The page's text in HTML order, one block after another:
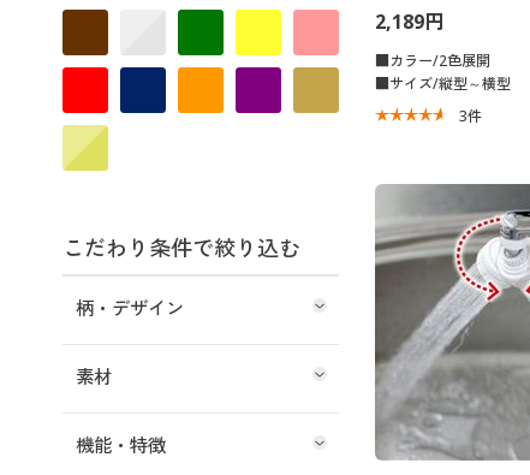
2,189円
■カラー/2色展開
■サイズ/縦型～横型
3件
こだわり条件で絞り込む
柄・デザイン
素材
機能・特徴